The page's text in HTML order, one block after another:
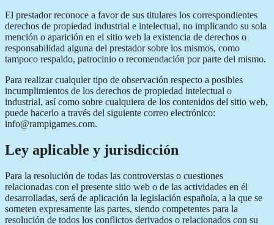
El prestador reconoce a favor de sus titulares los correspondientes
derechos de propiedad industrial e intelectual, no implicando su sola
mención o aparición en el sitio web la existencia de derechos o
responsabilidad alguna del prestador sobre los mismos, como
tampoco respaldo, patrocinio o recomendación por parte del mismo.
Para realizar cualquier tipo de observación respecto a posibles
incumplimientos de los derechos de propiedad intelectual o
industrial, así como sobre cualquiera de los contenidos del sitio web,
puede hacerlo a través del siguiente correo electrónico:
info@rampigames.com.
Ley aplicable y jurisdicción
Para la resolución de todas las controversias o cuestiones
relacionadas con el presente sitio web o de las actividades en él
desarrolladas, será de aplicación la legislación española, a la que se
someten expresamente las partes, siendo competentes para la
resolución de todos los conflictos derivados o relacionados con su